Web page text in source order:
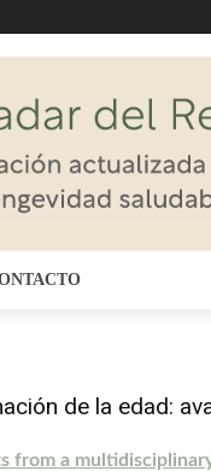
de la edad:
from a